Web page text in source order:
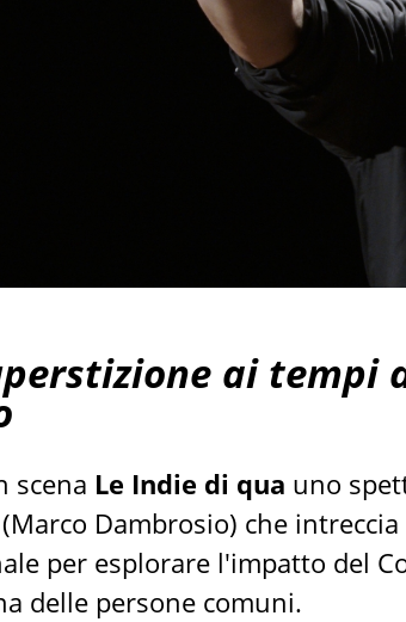
ai tempi
scena Le Indie di qua uno
Dambrosio) che
per esplorare l'impatto del
delle persone comuni.